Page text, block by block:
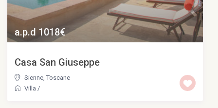
a.p.d 1018€
Casa San Giuseppe
Sienne ,Toscane
Villa /